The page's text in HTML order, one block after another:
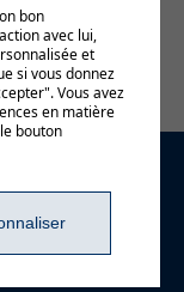
complet
bon
avec lui,
et
si vous donnez
Vous avez
en matière
bouton